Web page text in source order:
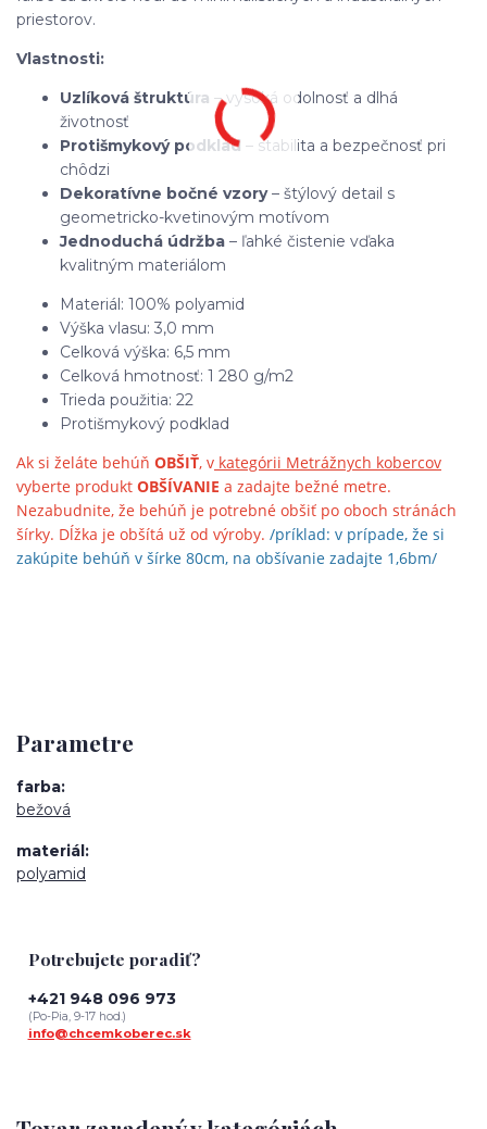
priestorov.
Vlastnosti:
Uzlíková štruktúra – vysoká odolnosť a dlhá
životnosť
Protišmykový podklad – stabilita a bezpečnosť pri
chôdzi
Dekoratívne bočné vzory– štýlový detail s
geometricko-kvetinovým motívom
Jednoduchá údržba – ľahké čistenie vďaka
kvalitným materiálom
Materiál: 100% polyamid
Výška vlasu: 3,0 mm
Celková výška: 6,5 mm
Celková hmotnosť: 1 280 g/m2
Trieda použitia: 22
Protišmykový podklad
Ak si želáte behúň OBŠIŤ, v kategórii Metrážnych kobercov
vyberte produkt OBŠÍVANIE a zadajte bežné metre.
Nezabudnite, že behúň je potrebné obšiť po oboch stránách
šírky. Dĺžka je obšítá už od výroby. /príklad: v prípade, že si
zakúpite behúň v šírke 80cm, na obšívanie zadajte 1,6bm/
Parametre
farba
bežová
materiál
polyamid
Potrebujete poradiť?
+421 948 096 973
(Po-Pia, 9-17 hod.)
info@chcemkoberec.sk